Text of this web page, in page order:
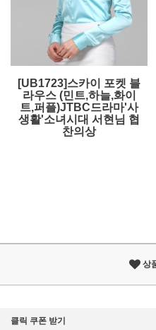
[UB1723]스카이 포켓 블
라우스 (민트,하늘,화이
트,퍼플)JTBC드라마'사
생활'소녀시대 서현님 협
찬의상
상
클릭 쿠폰 받기